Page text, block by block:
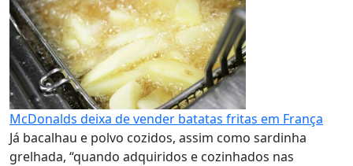
McDonalds deixa de vender batatas fritas em França
Já bacalhau e polvo cozidos, assim como sardinha
grelhada, “quando adquiridos e cozinhados nas